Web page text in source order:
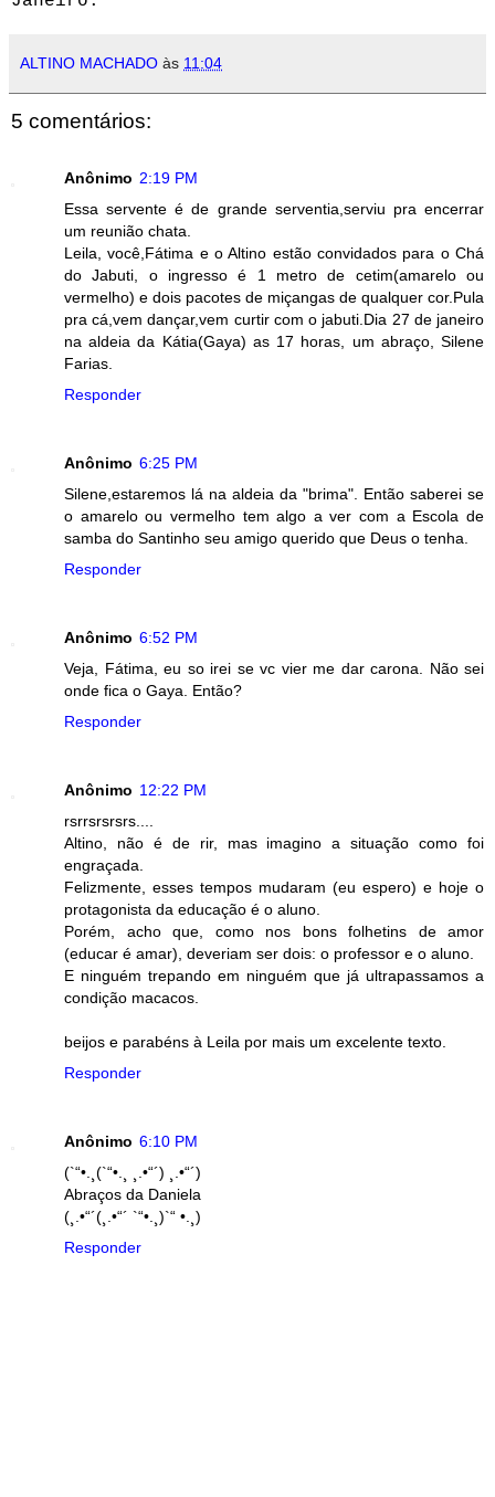
ALTINO MACHADO às 11:04
5 comentários:
Anônimo 2:19 PM
Essa servente é de grande serventia,serviu pra encerrar
um reunião chata.
Leila, você,Fátima e o Altino estão convidados para o Chá
do Jabuti, o ingresso é 1 metro de cetim(amarelo ou
vermelho) e dois pacotes de miçangas de qualquer cor.Pula
pra cá,vem dançar,vem curtir com o jabuti.Dia 27 de janeiro
na aldeia da Kátia(Gaya) as 17 horas, um abraço, Silene
Farias.
Responder
Anônimo 6:25 PM
Silene,estaremos lá na aldeia da "brima". Então saberei se
o amarelo ou vermelho tem algo a ver com a Escola de
samba do Santinho seu amigo querido que Deus o tenha.
Responder
Anônimo 6:52 PM
Veja, Fátima, eu so irei se vc vier me dar carona. Não sei
onde fica o Gaya. Então?
Responder
Anônimo 12:22 PM
rsrrsrsrsrs....
Altino, não é de rir, mas imagino a situação como foi
engraçada.
Felizmente, esses tempos mudaram (eu espero) e hoje o
protagonista da educação é o aluno.
Porém, acho que, como nos bons folhetins de amor
(educar é amar), deveriam ser dois: o professor e o aluno.
E ninguém trepando em ninguém que já ultrapassamos a
condição macacos.
beijos e parabéns à Leila por mais um excelente texto.
Responder
Anônimo 6:10 PM
(`“•.¸(`“•.¸ ¸.•“´) ¸.•“´)
Abraços da Daniela
(¸.•“´(¸.•“´ `“•.¸)`“ •.¸)
Responder